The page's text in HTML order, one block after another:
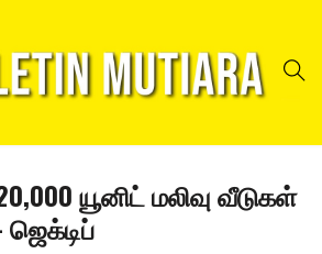
யூனிட் மலிவு வீடுகள்